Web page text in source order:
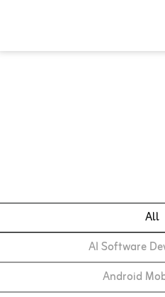
AI Software
Android
All